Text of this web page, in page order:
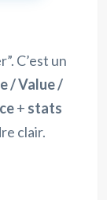
C’est un
/ Value /
+ stats
clair.